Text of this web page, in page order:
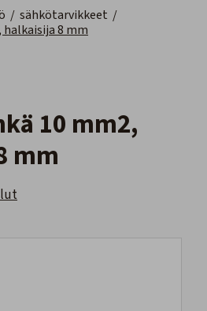
/ sähkötarvikkeet /
halkaisija 8 mm
mm